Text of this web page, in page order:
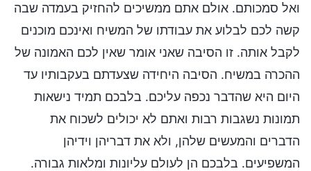
ואל סמכותם. אולם אתם ממשיכים להחזיק בעמדה שבה
קשה לכם לבלוע את עבודתו של המשיח ואינכם מוכנים
לקבל אותה. זו הסיבה שאני אומר שאין לכם האמונה של
ההכרה במשיח. הסיבה היחידה שצעדתם בעקבותיו עד
היום היא שהדבר נכפה עליכם. בלבכם תמיד נישאות
תמונות נשגבות רבות ואתם לא יכולים לשכוח את
הדברים והמעשים שלהן, ולא את דבריהן וידיהן
המשפיעים. בלבכם הן לעולם עליונות ומלאות גבורה.